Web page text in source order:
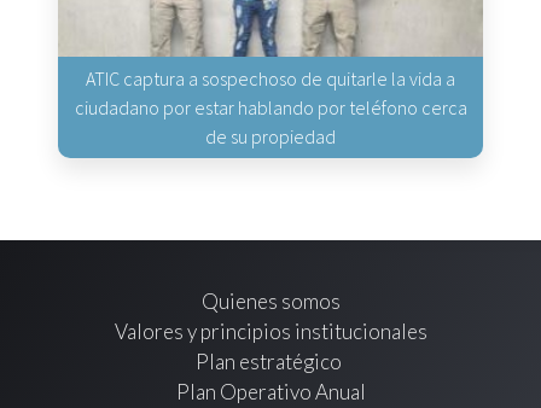
ATIC captura a sospechoso de quitarle la vida a
ciudadano por estar hablando por teléfono cerca
de su propiedad
Quienes somos
Valores y principios institucionales
Plan estratégico
Plan Operativo Anual